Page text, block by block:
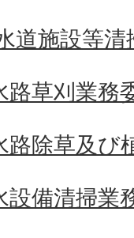
道施設等清
路草刈業務
路除草及び
設備清掃業